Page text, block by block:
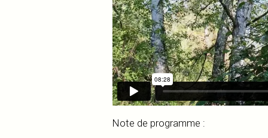
Note de programme :